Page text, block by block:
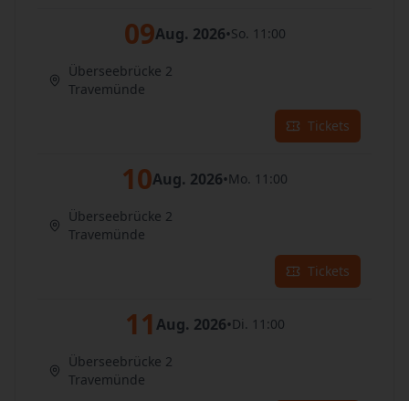
09Aug. 2026•So. 11:00
Überseebrücke 2
Travemünde
Tickets
10Aug. 2026•Mo. 11:00
Überseebrücke 2
Travemünde
Tickets
11 Aug. 2026•Di. 11:00
Überseebrücke 2
Travemünde